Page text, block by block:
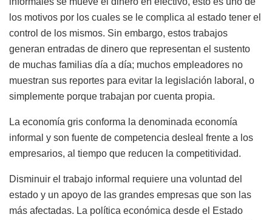
los motivos por los cuales se le complica al estado tener el
control de los mismos. Sin embargo, estos trabajos
generan entradas de dinero que representan el sustento
de muchas familias día a día; muchos empleadores no
muestran sus reportes para evitar la legislación laboral, o
simplemente porque trabajan por cuenta propia.
La economía gris conforma la denominada economía
informal y son fuente de competencia desleal frente a los
empresarios, al tiempo que reducen la competitividad.
Disminuir el trabajo informal requiere una voluntad del
estado y un apoyo de las grandes empresas que son las
más afectadas. La política económica desde el Estado